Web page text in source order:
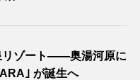
リゾート――奥湯河原に
｣ が誕生へ